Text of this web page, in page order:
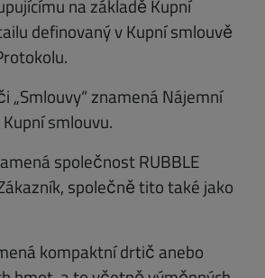
na základě Kupní
definovaný v Kupní smlouvě
„Smlouvy“ znamená Nájemní
smlouvu.
společnost RUBBLE
společně tito také jako
kompaktní drtič anebo